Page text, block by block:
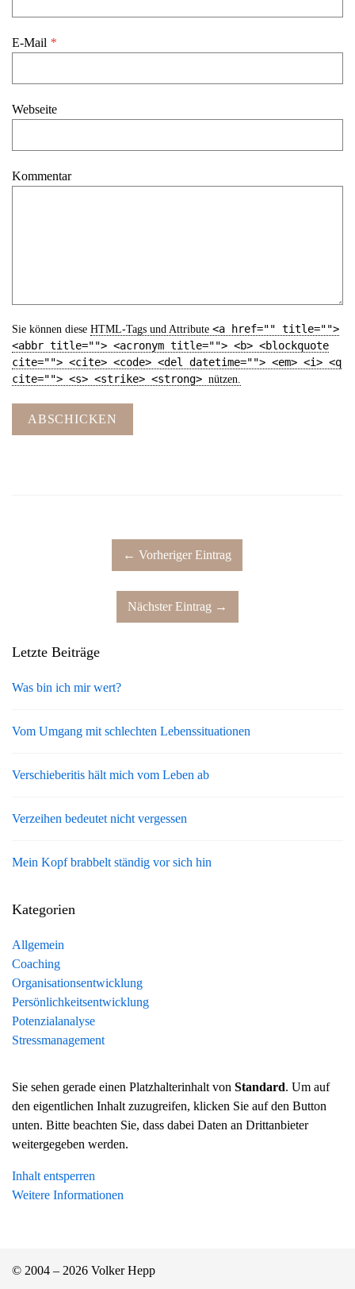
E-Mail *
Webseite
Kommentar
Sie können diese HTML-Tags und Attribute <a href="" title="">
<abbr title=""> <acronym title=""> <b> <blockquote
cite=""> <cite> <code> <del datetime=""> <em> <i> <q
cite=""> <s> <strike> <strong> nützen.
ABSCHICKEN
← Vorheriger Eintrag
Nächster Eintrag →
Letzte Beiträge
Was bin ich mir wert?
Vom Umgang mit schlechten Lebenssituationen
Verschieberitis hält mich vom Leben ab
Verzeihen bedeutet nicht vergessen
Mein Kopf brabbelt ständig vor sich hin
Kategorien
Allgemein
Coaching
Organisationsentwicklung
Persönlichkeitsentwicklung
Potenzialanalyse
Stressmanagement
Sie sehen gerade einen Platzhalterinhalt von Standard. Um auf
den eigentlichen Inhalt zuzugreifen, klicken Sie auf den Button
unten. Bitte beachten Sie, dass dabei Daten an Drittanbieter
weitergegeben werden.
Inhalt entsperren
Weitere Informationen
© 2004 – 2026 Volker Hepp